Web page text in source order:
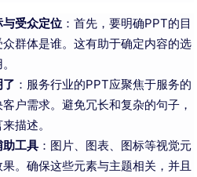
受众定位 ：首先，要明确PPT的目
群体是谁。这有助于确定内容的选
了 ：服务行业的PPT应聚焦于服务的
户需求。避免冗长和复杂的句子，
描述。
助工具 ：图片、图表、图标等视觉元
。确保这些元素与主题相关，并且